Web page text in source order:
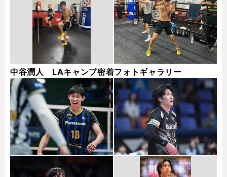
中谷潤人 LAキャンプ密着フォトギャラリー